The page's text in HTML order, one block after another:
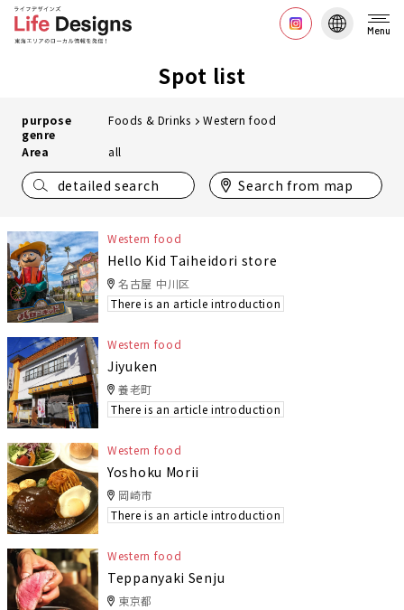
Menu
Spot list
purpose
genre
Foods & Drinks Western food
Area all
detailed search Search from map
Western food
Hello Kid Taiheidori store
名古屋 中川区
There is an article introduction
Western food
Jiyuken
養老町
There is an article introduction
Western food
Yoshoku Morii
岡崎市
There is an article introduction
Western food
Teppanyaki Senju
東京都